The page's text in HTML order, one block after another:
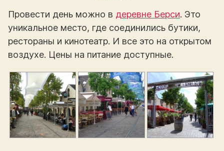
Провести день можно в деревне Берси. Это
уникальное место, где соединились бутики,
рестораны и кинотеатр. И все это на открытом
воздухе. Цены на питание доступные.